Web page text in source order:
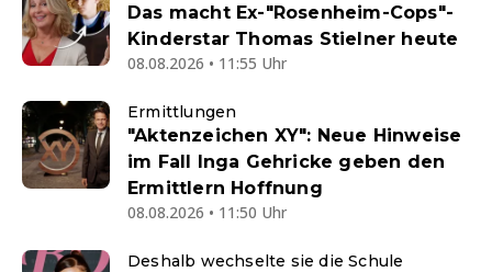
Das macht Ex-"Rosenheim-Cops"-
Kinderstar Thomas Stielner heute
08.08.2026 • 11:55 Uhr
Ermittlungen
"Aktenzeichen XY": Neue Hinweise
im Fall Inga Gehricke geben den
Ermittlern Hoffnung
08.08.2026 • 11:50 Uhr
Deshalb wechselte sie die Schule